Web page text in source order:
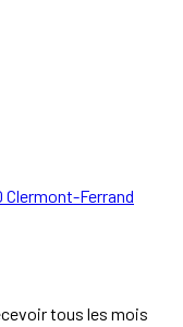
Clermont-Ferrand
tous les mois